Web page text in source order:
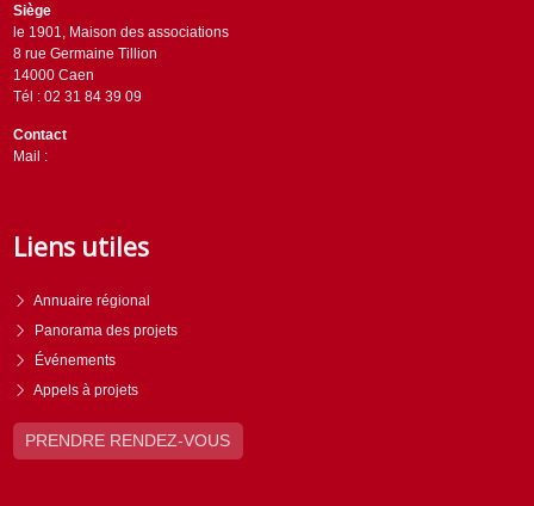
Siège
le 1901, Maison des associations
8 rue Germaine Tillion
14000 Caen
Tél : 02 31 84 39 09
Contact
Mail :
Liens utiles
Annuaire régional
Panorama des projets
Événements
Appels à projets
PRENDRE RENDEZ-VOUS